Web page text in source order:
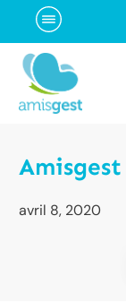
Amisgest
avril 8, 2020